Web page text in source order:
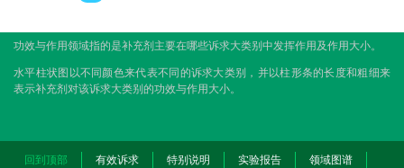
功效与作用领域指的是补充剂主要在哪些诉求大类别中发挥作用及作用大小。
水平柱状图以不同颜色来代表不同的诉求大类别，并以柱形条的长度和粗细来
表示补充剂对该诉求大类别的功效与作用大小。
回到顶部 有效诉求 特别说明 实验报告
领域图谱